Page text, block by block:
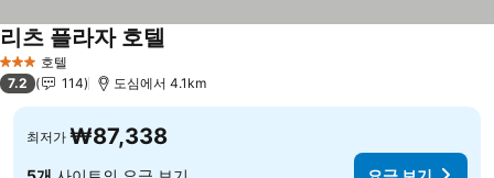
3 성급 호텔
리츠 플라자 호텔
7.2 114 도심에서 4.1km
최저가 ₩87,338